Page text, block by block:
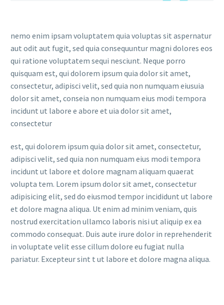
nemo enim ipsam voluptatem quia voluptas sit aspernatur
aut odit aut fugit, sed quia consequuntur magni dolores eos
qui ratione voluptatem sequi nesciunt. Neque porro
quisquam est, qui dolorem ipsum quia dolor sit amet,
consectetur, adipisci velit, sed quia non numquam eiusuia
dolor sit amet, conseia non numquam eius modi tempora
incidunt ut labore e abore et uia dolor sit amet,
consectetur
est, qui dolorem ipsum quia dolor sit amet, consectetur,
adipisci velit, sed quia non numquam eius modi tempora
incidunt ut labore et dolore magnam aliquam quaerat
volupta tem. Lorem ipsum dolor sit amet, consectetur
adipisicing elit, sed do eiusmod tempor incididunt ut labore
et dolore magna aliqua. Ut enim ad minim veniam, quis
nostrud exercitation ullamco laboris nisi ut aliquip ex ea
commodo consequat. Duis aute irure dolor in reprehenderit
in voluptate velit esse cillum dolore eu fugiat nulla
pariatur. Excepteur sint t ut labore et dolore magna aliqua.